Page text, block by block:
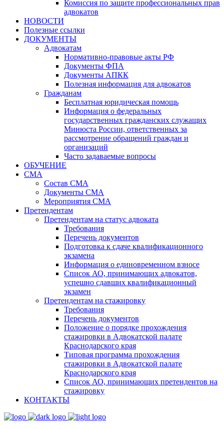
Комиссия по защите профессиональных прав
адвокатов
НОВОСТИ
Полезные ссылки
ДОКУМЕНТЫ
Адвокатам
Нормативно-правовые акты РФ
Документы ФПА
Документы АПКК
Полезная информация для адвокатов
Гражданам
Бесплатная юридическая помощь
Информация о федеральных
государственных гражданских служащих
Минюста России, ответственных за
рассмотрение обращений граждан и
организаций
Часто задаваемые вопросы
ОБУЧЕНИЕ
СМА
Состав СМА
Документы СМА
Мероприятия СМА
Претендентам
Претендентам на статус адвоката
Требования
Перечень документов
Подготовка к сдаче квалификационного
экзамена
Информация о единовременном взносе
Список АО, принимающих адвокатов,
успешно сдавших квалификационный
экзамен
Претендентам на стажировку
Требования
Перечень документов
Положение о порядке прохождения
стажировки в Адвокатской палате
Краснодарского края
Типовая программа прохождения
стажировки в Адвокатской палате
Краснодарского края
Список АО, принимающих претендентов на
стажировку
КОНТАКТЫ